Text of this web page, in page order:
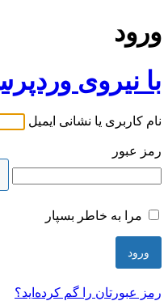
ورود
با نیروی
نام کاربری یا نشانی ایمیل
رمز عبور
مرا به خاطر بسپار
رمز عبورتان را گم کرده‌اید؟